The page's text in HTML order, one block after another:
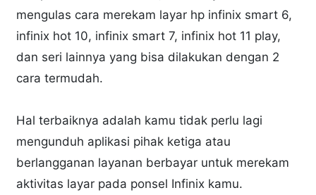
mengulas cara merekam layar hp infinix smart 6,
infinix hot 10, infinix smart 7, infinix hot 11 play,
dan seri lainnya yang bisa dilakukan dengan 2
cara termudah.
Hal terbaiknya adalah kamu tidak perlu lagi
mengunduh aplikasi pihak ketiga atau
berlangganan layanan berbayar untuk merekam
aktivitas layar pada ponsel Infinix kamu.